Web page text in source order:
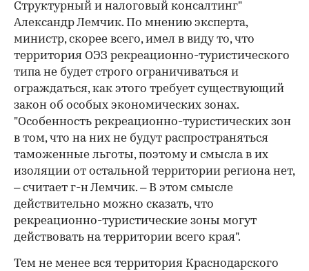
Структурный и налоговый консалтинг"
Александр Лемчик. По мнению эксперта,
министр, скорее всего, имел в виду то, что
территория ОЭЗ рекреационно-туристического
типа не будет строго ограничиваться и
ограждаться, как этого требует существующий
закон об особых экономических зонах.
"Особенность рекреационно-туристических зон
в том, что на них не будут распространяться
таможенные льготы, поэтому и смысла в их
изоляции от остальной территории региона нет,
– считает г-н Лемчик. – В этом смысле
действительно можно сказать, что
рекреационно-туристические зоны могут
действовать на территории всего края".
Тем не менее вся территория Краснодарского